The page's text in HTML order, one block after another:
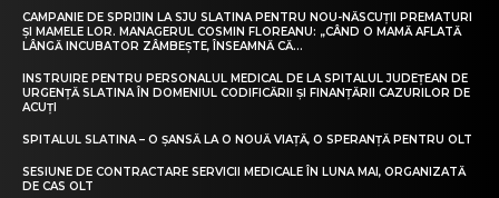
CAMPANIE DE SPRIJIN LA SJU SLATINA PENTRU NOU-NĂSCUȚII PREMATURI
ȘI MAMELE LOR. MANAGERUL COSMIN FLOREANU: „CÂND O MAMĂ AFLATĂ
LÂNGĂ INCUBATOR ZÂMBEȘTE, ÎNSEAMNĂ CĂ...
INSTRUIRE PENTRU PERSONALUL MEDICAL DE LA SPITALUL JUDEȚEAN DE
URGENȚĂ SLATINA ÎN DOMENIUL CODIFICĂRII ȘI FINANȚĂRII CAZURILOR DE
ACUȚI
SPITALUL SLATINA – O ȘANSĂ LA O NOUĂ VIAȚĂ, O SPERANȚĂ PENTRU OLT
SESIUNE DE CONTRACTARE SERVICII MEDICALE ÎN LUNA MAI, ORGANIZATĂ
DE CAS OLT